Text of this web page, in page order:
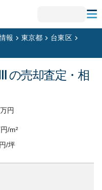
報 東京都
台東区
の売却査定・相
万円
/m²
/坪